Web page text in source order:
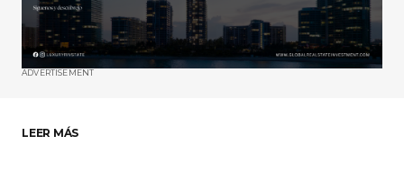
ADVERTISEMENT
LEER MÁS